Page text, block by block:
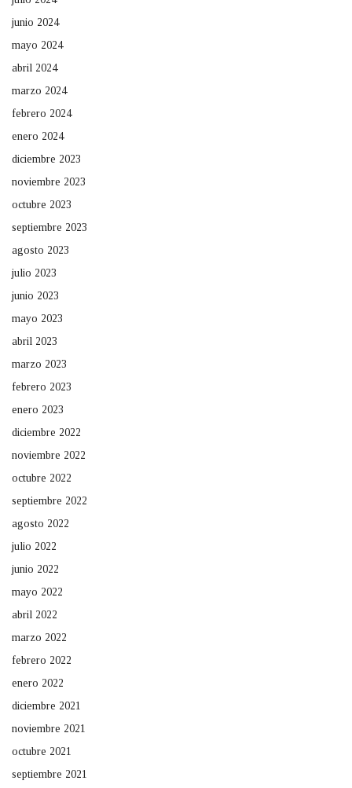
junio 2024
mayo 2024
abril 2024
marzo 2024
febrero 2024
enero 2024
diciembre 2023
noviembre 2023
octubre 2023
septiembre 2023
agosto 2023
julio 2023
junio 2023
mayo 2023
abril 2023
marzo 2023
febrero 2023
enero 2023
diciembre 2022
noviembre 2022
octubre 2022
septiembre 2022
agosto 2022
julio 2022
junio 2022
mayo 2022
abril 2022
marzo 2022
febrero 2022
enero 2022
diciembre 2021
noviembre 2021
octubre 2021
septiembre 2021